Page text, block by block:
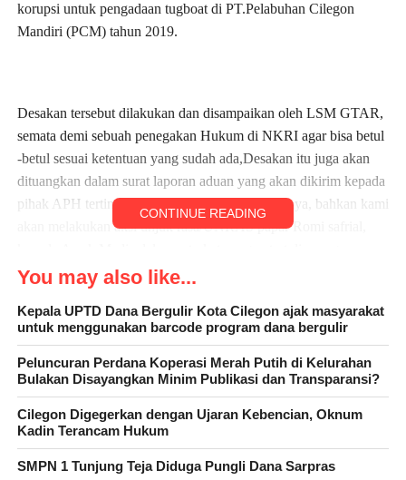
korupsi untuk pengadaan tugboat di PT.Pelabuhan Cilegon
Mandiri (PCM) tahun 2019.
Desakan tersebut dilakukan dan disampaikan oleh LSM GTAR,
semata demi sebuah penegakan Hukum di NKRI agar bisa betul
-betul sesuai ketentuan yang sudah ada,Desakan itu juga akan
dituangkan dalam surat laporan aduan yang akan dikirim kepada
pihak APH tertinggi di masing- masing institusinya, bahkan kami
akan melakukan aksi unjuk rasa/UNRAS papar Romi safrial,
dikirimkan melalui pesan singkat whatsap pada pukul 09.00
“Disini Kami mendesak agar JPU atau selaku pihak Kejari
Cilegon untuk melakukan putusan dan penahanan terhadap
tersangka pada dugaan kasus korupsi, tegasnya”,Karena menurut
informasi berita resmi, tapi dalam hal ini Edi Ariadi, selaku
mantan walikota Cilegon menikmati hasil dana korupsi justru
masih dibiarkan,” tandas Romi Safrial.
CONTINUE READING
You may also like...
Kepala UPTD Dana Bergulir Kota Cilegon ajak masyarakat
untuk menggunakan barcode program dana bergulir
Peluncuran Perdana Koperasi Merah Putih di Kelurahan
Bulakan Disayangkan Minim Publikasi dan Transparansi?
Cilegon Digegerkan dengan Ujaran Kebencian, Oknum
Kadin Terancam Hukum
SMPN 1 Tunjung Teja Diduga Pungli Dana Sarpras